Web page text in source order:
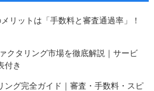
リットは「手数料と審査通過率」！
クタリング市場を徹底解説｜サービ
付き
ング完全ガイド｜審査・手数料・スピ